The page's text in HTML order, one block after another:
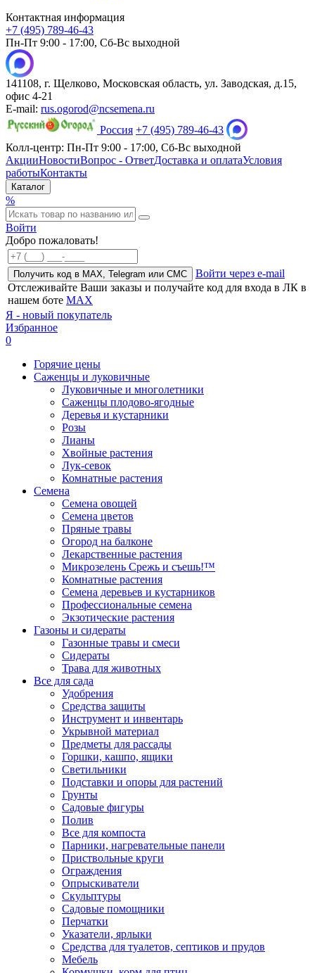
Контактная информация
+7 (495) 789-46-43
Пн-Пт 9:00 - 17:00, Сб-Вс выходной
141108, г. Щелково, Московская область, ул. Заводская, д.15,
офис 4-21
E-mail: rus.ogorod@ncsemena.ru
Россия +7 (495) 789-46-43
Колл-центр: Пн-Пт 9:00 - 17:00, Сб-Вс выходной
АкцииНовостиВопрос - ОтветДоставка и оплатаУсловия
работыКонтакты
Каталог
%
Войти
Добро пожаловать!
Получить код в MAX, Telegram или СМС
Войти через e-mail
Отслеживайте Ваши заказы и получайте код для входа в ЛК в
нашем боте MAX
Я - новый покупатель
Избранное
0
Горячие цены
Саженцы и луковичные
Луковичные и многолетники
Саженцы плодово-ягодные
Деревья и кустарники
Розы
Лианы
Хвойные растения
Лук-севок
Комнатные растения
Семена
Семена овощей
Семена цветов
Пряные травы
Огород на балконе
Лекарственные растения
Микрозелень Срежь и съешь!™
Комнатные растения
Семена деревьев и кустарников
Профессиональные семена
Экзотические растения
Газоны и сидераты
Газонные травы и смеси
Сидераты
Трава для животных
Все для сада
Удобрения
Средства защиты
Инструмент и инвентарь
Укрывной материал
Предметы для рассады
Горшки, кашпо, ящики
Светильники
Подставки и опоры для растений
Грунты
Садовые фигуры
Полив
Все для компоста
Парники, нагревательные панели
Приствольные круги
Ограждения
Опрыскиватели
Скульптуры
Садовые помощники
Перчатки
Указатели, ярлыки
Средства для туалетов, септиков и прудов
Мебель